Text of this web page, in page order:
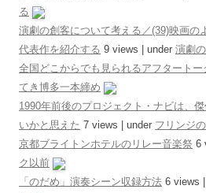
る
演劇の創客について考える／(39)映画の
代表作を紹介する 9 views under 演劇
全国どこからでも見られるアフタートー
てき博多一本締め
1990年前後のプロジェクト・ナビは、
いかと思えた 7 views under フリンジ
京都ブライトンホテルのリレー音楽祭 6
ク以前
「のだめ」演奏シーン収録方法 6 views